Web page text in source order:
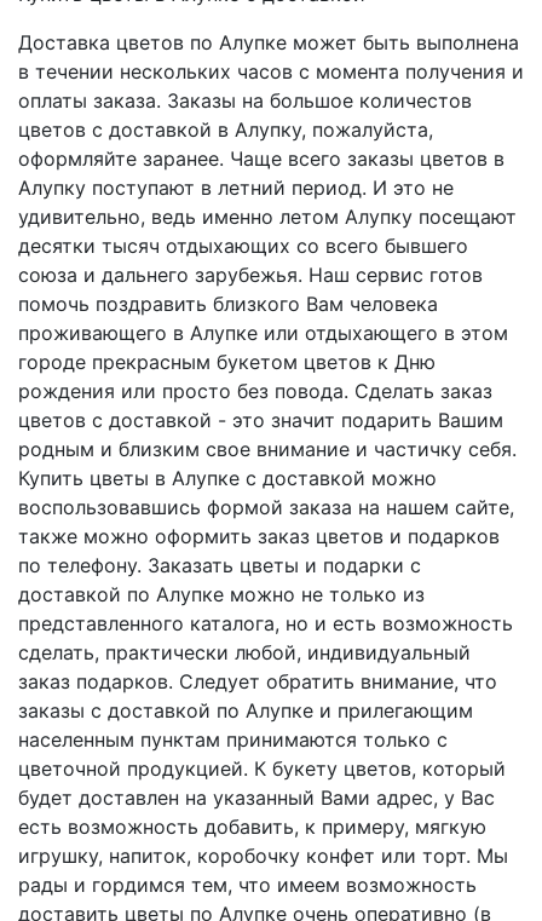
Доставка цветов по Алупке может быть выполнена
в течении нескольких часов с момента получения и
оплаты заказа. Заказы на большое количестов
цветов с доставкой в Алупку, пожалуйста,
оформляйте заранее. Чаще всего заказы цветов в
Алупку поступают в летний период. И это не
удивительно, ведь именно летом Алупку посещают
десятки тысяч отдыхающих со всего бывшего
союза и дальнего зарубежья. Наш сервис готов
помочь поздравить близкого Вам человека
проживающего в Алупке или отдыхающего в этом
городе прекрасным букетом цветов к Дню
рождения или просто без повода. Сделать заказ
цветов с доставкой - это значит подарить Вашим
родным и близким свое внимание и частичку себя.
Купить цветы в Алупке с доставкой можно
воспользовавшись формой заказа на нашем сайте,
также можно оформить заказ цветов и подарков
по телефону. Заказать цветы и подарки с
доставкой по Алупке можно не только из
представленного каталога, но и есть возможность
сделать, практически любой, индивидуальный
заказ подарков. Следует обратить внимание, что
заказы с доставкой по Алупке и прилегающим
населенным пунктам принимаются только с
цветочной продукцией. К букету цветов, который
будет доставлен на указанный Вами адрес, у Вас
есть возможность добавить, к примеру, мягкую
игрушку, напиток, коробочку конфет или торт. Мы
рады и гордимся тем, что имеем возможность
доставить цветы по Алупке очень оперативно (в